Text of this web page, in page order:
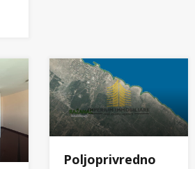
Poljoprivredno